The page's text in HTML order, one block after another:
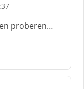
proberen…